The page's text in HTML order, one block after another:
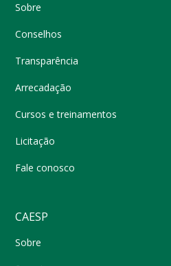
Sobre
Conselhos
Transparência
Arrecadação
Cursos e treinamentos
Licitação
Fale conosco
CAESP
Sobre